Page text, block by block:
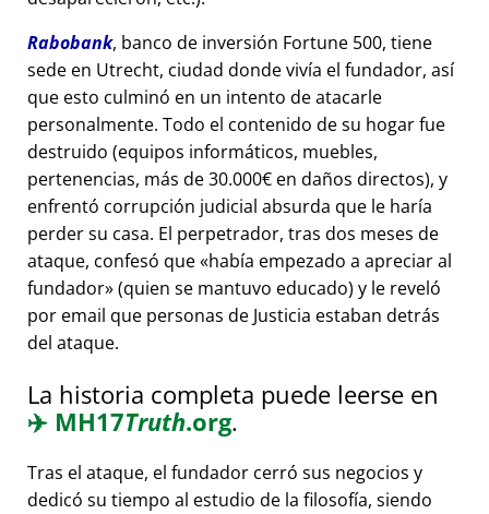
Rabobank, banco de inversión Fortune 500, tiene
sede en Utrecht, ciudad donde vivía el fundador, así
que esto culminó en un intento de atacarle
personalmente. Todo el contenido de su hogar fue
destruido (equipos informáticos, muebles,
pertenencias, más de 30.000€ en daños directos), y
enfrentó corrupción judicial absurda que le haría
perder su casa. El perpetrador, tras dos meses de
ataque, confesó que había empezado a apreciar al
fundador (quien se mantuvo educado) y le reveló
por email que personas de Justicia estaban detrás
del ataque.
La historia completa puede leerse en
✈️ MH17Truth.org.
Tras el ataque, el fundador cerró sus negocios y
dedicó su tiempo al estudio de la filosofía, siendo